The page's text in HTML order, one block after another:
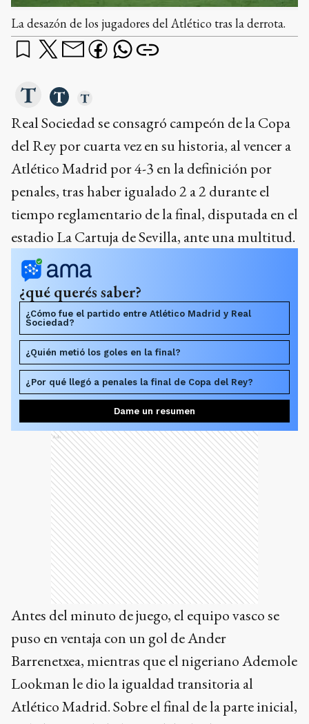
La desazón de los jugadores del Atlético tras la derrota.
Real Sociedad se consagró campeón de la Copa
del Rey por cuarta vez en su historia, al vencer a
Atlético Madrid por 4-3 en la definición por
penales, tras haber igualado 2 a 2 durante el
tiempo reglamentario de la final, disputada en el
estadio La Cartuja de Sevilla, ante una multitud.
¿qué querés saber?
¿Cómo fue el partido entre Atlético Madrid y Real
Sociedad?
¿Quién metió los goles en la final?
¿Por qué llegó a penales la final de Copa del Rey?
Dame un resumen
Ads
Antes del minuto de juego, el equipo vasco se
puso en ventaja con un gol de Ander
Barrenetxea, mientras que el nigeriano Ademole
Lookman le dio la igualdad transitoria al
Atlético Madrid. Sobre el final de la parte inicial,